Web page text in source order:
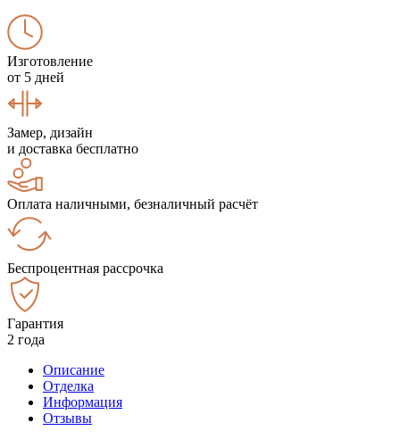
Изготовление
от 5 дней
Замер, дизайн
и доставка бесплатно
Оплата наличными, безналичный расчёт
Беспроцентная рассрочка
Гарантия
2 года
Описание
Отделка
Информация
Отзывы